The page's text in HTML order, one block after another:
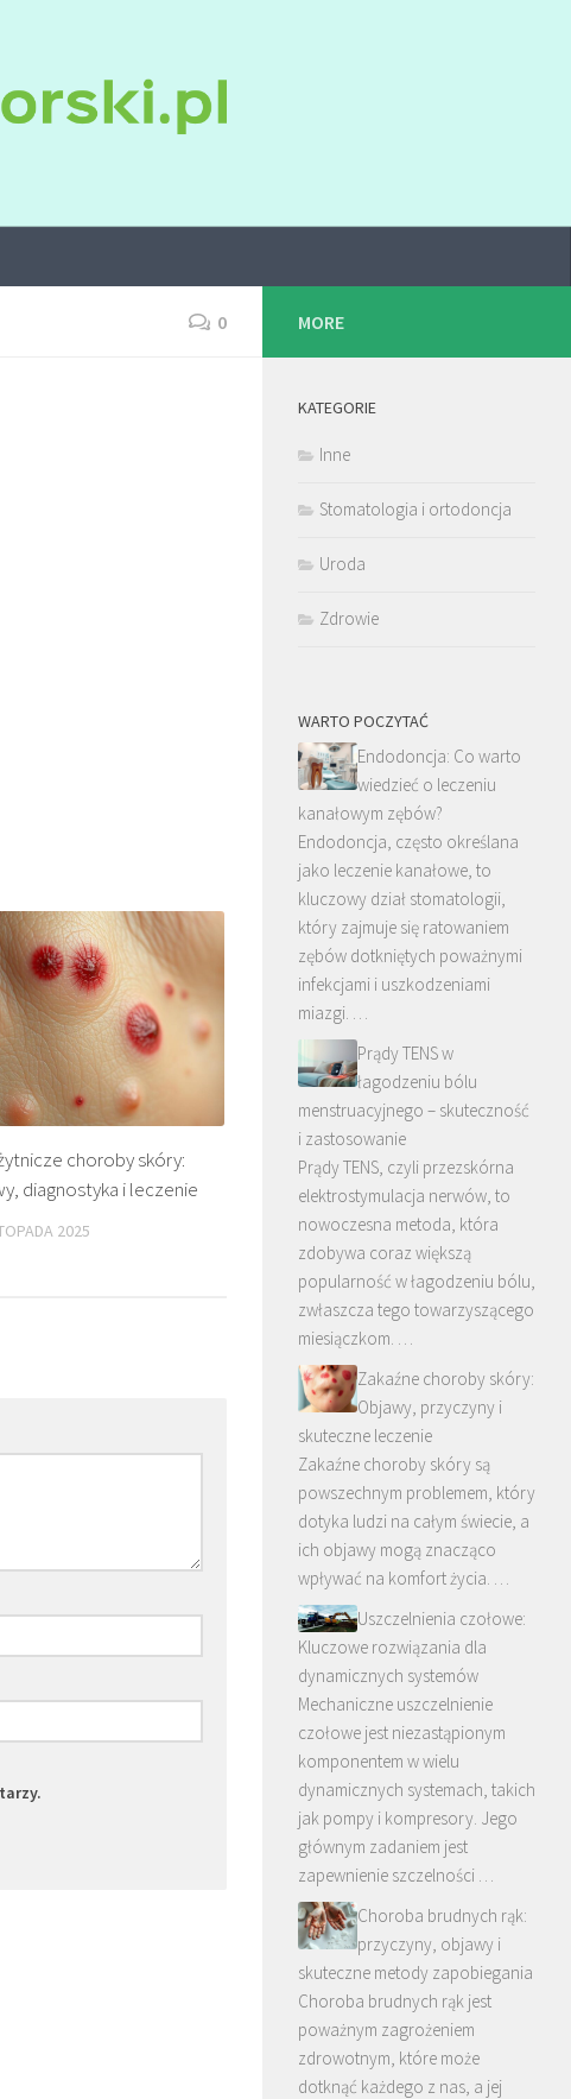
0
choroby skóry:
diagnostyka i leczenie
2025
MORE
KATEGORIE
Inne
Stomatologia i ortodoncja
Uroda
Zdrowie
WARTO POCZYTAĆ
Endodoncja: Co warto
wiedzieć o leczeniu
kanałowym zębów?
Endodoncja, często określana
jako leczenie kanałowe, to
kluczowy dział stomatologii,
który zajmuje się ratowaniem
zębów dotkniętych poważnymi
infekcjami i uszkodzeniami
miazgi. …
Prądy TENS w
łagodzeniu bólu
menstruacyjnego – skuteczność
i zastosowanie
Prądy TENS, czyli przezskórna
elektrostymulacja nerwów, to
nowoczesna metoda, która
zdobywa coraz większą
popularność w łagodzeniu bólu,
zwłaszcza tego towarzyszącego
miesiączkom. …
Zakaźne choroby skóry:
Objawy, przyczyny i
skuteczne leczenie
Zakaźne choroby skóry są
powszechnym problemem, który
dotyka ludzi na całym świecie, a
ich objawy mogą znacząco
wpływać na komfort życia. …
Uszczelnienia czołowe:
Kluczowe rozwiązania dla
dynamicznych systemów
Mechaniczne uszczelnienie
czołowe jest niezastąpionym
komponentem w wielu
dynamicznych systemach, takich
jak pompy i kompresory. Jego
głównym zadaniem jest
zapewnienie szczelności …
Choroba brudnych rąk:
przyczyny, objawy i
skuteczne metody zapobiegania
Choroba brudnych rąk jest
poważnym zagrożeniem
zdrowotnym, które może
dotknąć każdego z nas, a jej